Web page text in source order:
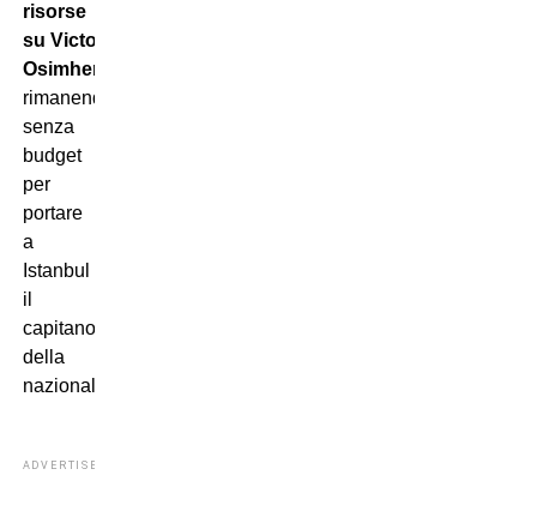
risorse
su Victor
Osimhen
rimanendo
senza
budget
per
portare
a
Istanbul
il
capitano
della
nazionale.
ADVERTISEMENT